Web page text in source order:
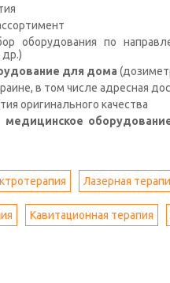
оборудования по
для дома
в том числе адресная
оригинального качества
медицинское
Лазерная
Кавитационная терапия